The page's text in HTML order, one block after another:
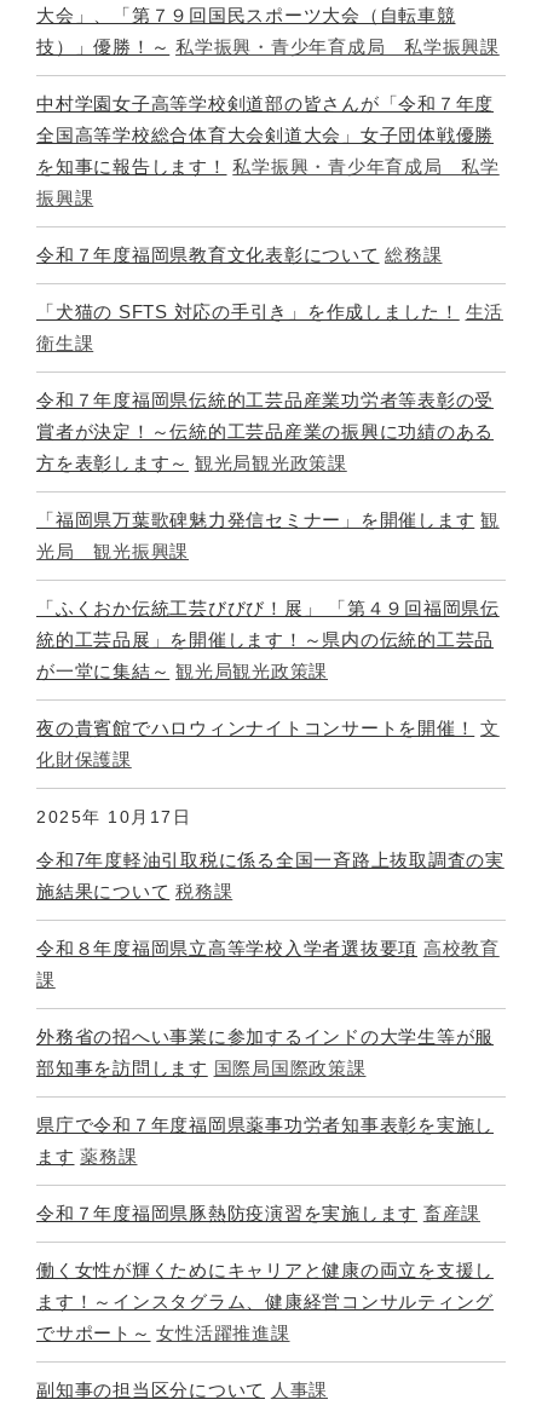
大会」、「第７９回国民スポーツ大会（自転車競
技）」優勝！～ 私学振興・青少年育成局 私学振興課
中村学園女子高等学校剣道部の皆さんが「令和７年度
全国高等学校総合体育大会剣道大会」女子団体戦優勝
を知事に報告します！
私学振興・青少年育成局 私学
振興課
令和７年度福岡県教育文化表彰について 総務課
「犬猫の SFTS 対応の手引き」を作成しました！
生活
衛生課
令和７年度福岡県伝統的工芸品産業功労者等表彰の受
賞者が決定！～伝統的工芸品産業の振興に功績のある
方を表彰します～ 観光局観光政策課
「福岡県万葉歌碑魅力発信セミナー」を開催します 観
光局 観光振興課
「ふくおか伝統工芸びびび！展」 「第４９回福岡県伝
統的工芸品展」を開催します！～県内の伝統的工芸品
が一堂に集結～ 観光局観光政策課
夜の貴賓館でハロウィンナイトコンサートを開催！
文
化財保護課
2025年 10月17日
令和7年度軽油引取税に係る全国一斉路上抜取調査の実
施結果について 税務課
令和８年度福岡県立高等学校入学者選抜要項 高校教育
課
外務省の招へい事業に参加するインドの大学生等が服
部知事を訪問します 国際局国際政策課
県庁で令和７年度福岡県薬事功労者知事表彰を実施し
ます 薬務課
令和７年度福岡県豚熱防疫演習を実施します 畜産課
働く女性が輝くためにキャリアと健康の両立を支援し
ます！～インスタグラム、健康経営コンサルティング
でサポート～ 女性活躍推進課
副知事の担当区分について 人事課